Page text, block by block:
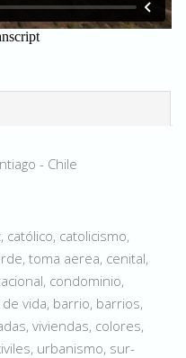
- Chile
católico, catolicismo,
toma aerea, cenital,
condominio,
vida, barrio, barrios,
viviendas, colores,
urbanismo, sur-